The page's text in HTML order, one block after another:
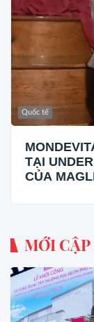
Quốc tế
TẠI
CỦA
MỚI